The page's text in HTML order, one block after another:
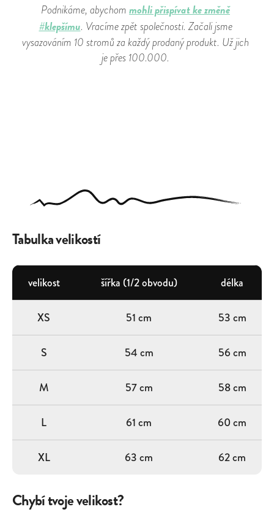
Podnikáme, abychom mohli přispívat ke změně
#klepšímu. Vracíme zpět společnosti. Začali jsme
vysazováním 10 stromů za každý prodaný produkt. Už jich
je přes 100.000.
Tabulka velikostí
velikost šířka (1/2 obvodu) délka
XS 51 cm 53 cm
S 54 cm 56 cm
M 57 cm 58 cm
L 61 cm 60 cm
XL 63 cm 62 cm
Chybí tvoje velikost?